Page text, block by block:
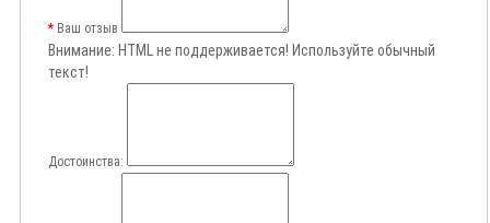
Ваш отзыв
Внимание: HTML не поддерживается! Используйте обычный
текст!
Достоинства: